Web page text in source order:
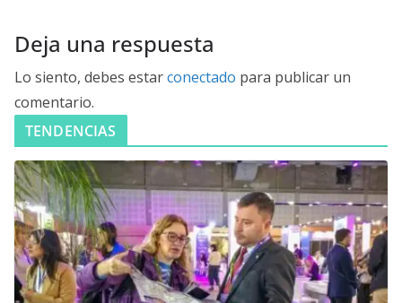
Deja una respuesta
Lo siento, debes estarconectado para publicar un
comentario.
TENDENCIAS